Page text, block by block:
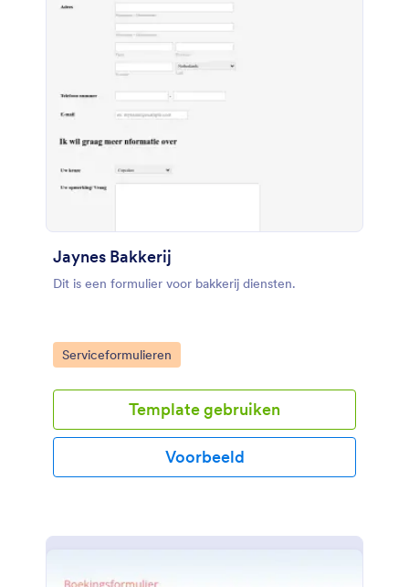
Jaynes Bakkerij
Dit is een formulier voor bakkerij diensten.
Go to Category:
Serviceformulieren
Template gebruiken
Voorbeeld